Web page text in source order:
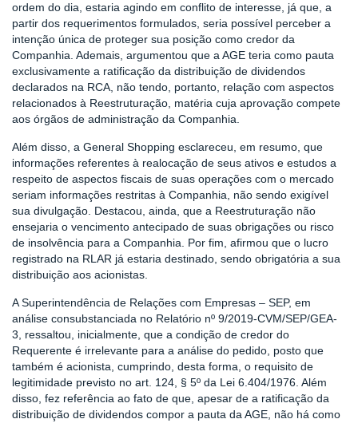
ordem do dia, estaria agindo em conflito de interesse, já que, a
partir dos requerimentos formulados, seria possível perceber a
intenção única de proteger sua posição como credor da
Companhia. Ademais, argumentou que a AGE teria como pauta
exclusivamente a ratificação da distribuição de dividendos
declarados na RCA, não tendo, portanto, relação com aspectos
relacionados à Reestruturação, matéria cuja aprovação compete
aos órgãos de administração da Companhia.
Além disso, a General Shopping esclareceu, em resumo, que
informações referentes à realocação de seus ativos e estudos a
respeito de aspectos fiscais de suas operações com o mercado
seriam informações restritas à Companhia, não sendo exigível
sua divulgação. Destacou, ainda, que a Reestruturação não
ensejaria o vencimento antecipado de suas obrigações ou risco
de insolvência para a Companhia. Por fim, afirmou que o lucro
registrado na RLAR já estaria destinado, sendo obrigatória a sua
distribuição aos acionistas.
A Superintendência de Relações com Empresas – SEP, em
análise consubstanciada no Relatório nº 9/2019-CVM/SEP/GEA-
3, ressaltou, inicialmente, que a condição de credor do
Requerente é irrelevante para a análise do pedido, posto que
também é acionista, cumprindo, desta forma, o requisito de
legitimidade previsto no art. 124, § 5º da Lei 6.404/1976. Além
disso, fez referência ao fato de que, apesar de a ratificação da
distribuição de dividendos compor a pauta da AGE, não há como